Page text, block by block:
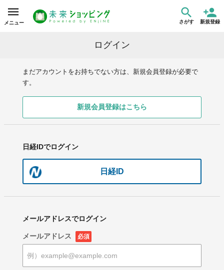
メニュー さがす 新規登録
ログイン
まだアカウントをお持ちでない方は、新規会員登録が必要で
す。
新規会員登録はこちら
日経IDでログイン
日経ID
メールアドレスでログイン
メールアドレス 必須